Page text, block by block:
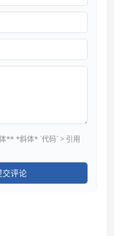
** *斜体* `代码` > 引用
交评论